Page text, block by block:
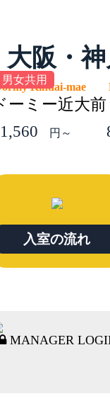
大阪・
男女共用
Kindai-mae
ーミー近大前
円～
入室の流れ
MANAGER